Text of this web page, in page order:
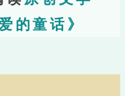
的童话》